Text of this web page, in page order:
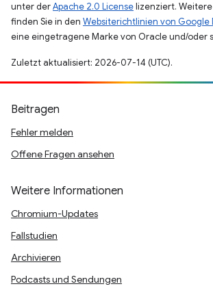
unter derApache 2.0 Licenselizenziert.
finden Sie in den Websiterichtlinien von Google
eine eingetragene Marke von Oracle und/oder
Zuletzt aktualisiert: 2026-07-14 (UTC).
Beitragen
Fehler melden
Offene Fragen ansehen
Weitere Informationen
Chromium-Updates
Fallstudien
Archivieren
Podcasts und Sendungen